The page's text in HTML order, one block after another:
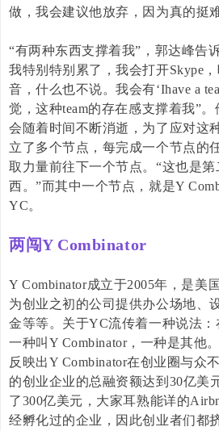
做，我会建议他放弃，因为真的挺
“有两种东西支撑着我”，郭达峰告
我特别特别累了，我会打开Skype
音，什么也不说。我会有‘Ihave a
觉，这种team的存在感支撑着我”
会随着时间不断消逝，为了应对这
立了多个节点，每完成一个节点的
取力量前往下一个节点。“这也是
西。”而其中一个节点，就是Y
YC。
两闯Y Combinator
Y Combinator成立于2005年，是美
为创业之初的公司提供办公场地、
金等等。关于YC流传着一种说法：
一种叫 Y Combinator，一种是其他
反映出Y Combinator在创业圈与众
的创业企业的总融资额达到 30亿美
了300亿美元，大家耳熟能详的
经孵化过的企业，因此创业者们都